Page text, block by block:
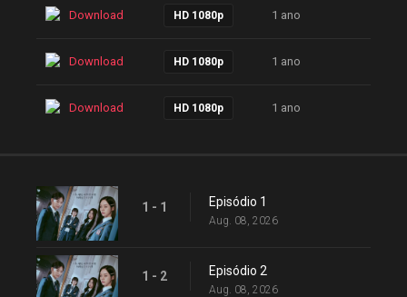
Download HD 1080p 1 ano
Download HD 1080p 1 ano
Download HD 1080p 1 ano
1 - 1 Episódio 1
Aug. 08, 2026
1 - 2 Episódio 2
Aug. 08, 2026